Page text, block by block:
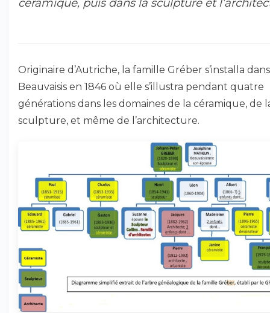
Originaire d’Autriche, la famille Gréber s’installa
Beauvaisis en 1846 où elle s’illustra pendant quatre
générations dans les domaines de la céramique, de
sculpture, et même de l’architecture.